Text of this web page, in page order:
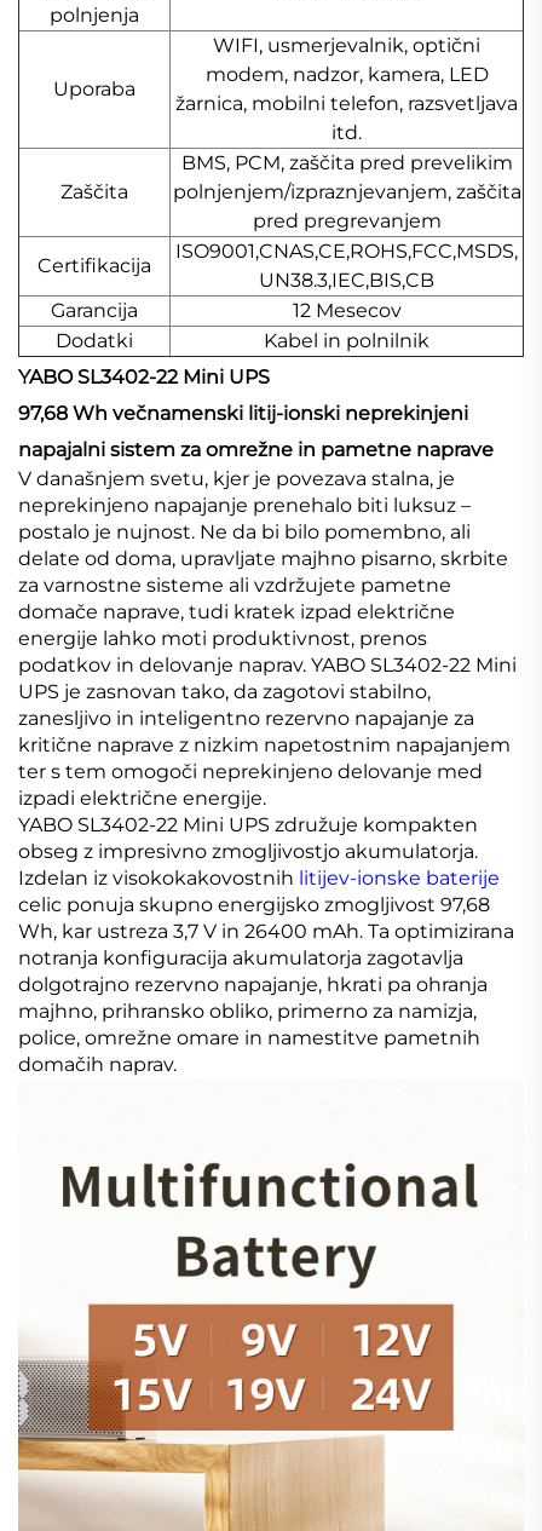
polnjenja
Uporaba
WIFI, usmerjevalnik, optični
modem, nadzor, kamera, LED
žarnica, mobilni telefon, razsvetljava
itd.
Zaščita
BMS, PCM, zaščita pred prevelikim
polnjenjem/izpraznjevanjem, zaščita
pred pregrevanjem
Certifikacija
ISO9001,CNAS,CE,ROHS,FCC,MSDS,
UN38.3,IEC,BIS,CB
Garancija
12 Mesecov
Dodatki
Kabel in polnilnik
YABO SL3402-22 Mini UPS
97,68 Wh večnamenski litij-ionski neprekinjeni
napajalni sistem za omrežne in pametne naprave
V današnjem svetu, kjer je povezava stalna, je
neprekinjeno napajanje prenehalo biti luksuz –
postalo je nujnost. Ne da bi bilo pomembno, ali
delate od doma, upravljate majhno pisarno, skrbite
za varnostne sisteme ali vzdržujete pametne
domače naprave, tudi kratek izpad električne
energije lahko moti produktivnost, prenos
podatkov in delovanje naprav. YABO SL3402-22 Mini
UPS je zasnovan tako, da zagotovi stabilno,
zanesljivo in inteligentno rezervno napajanje za
kritične naprave z nizkim napetostnim napajanjem
ter s tem omogoči neprekinjeno delovanje med
izpadi električne energije.
YABO SL3402-22 Mini UPS združuje kompakten
obseg z impresivno zmogljivostjo akumulatorja.
Izdelan iz visokokakovostnih litijev-ionske baterije
celic ponuja skupno energijsko zmogljivost 97,68
Wh, kar ustreza 3,7 V in 26400 mAh. Ta optimizirana
notranja konfiguracija akumulatorja zagotavlja
dolgotrajno rezervno napajanje, hkrati pa ohranja
majhno, prihransko obliko, primerno za namizja,
police, omrežne omare in namestitve pametnih
domačih naprav.